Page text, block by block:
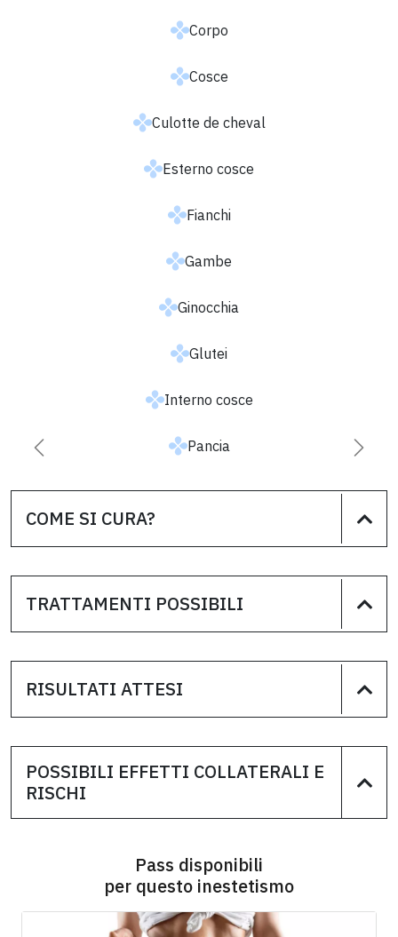
Corpo
Cosce
Culotte de cheval
Esterno cosce
Fianchi
Gambe
Ginocchia
Glutei
Interno cosce
Pancia
Successiva
COME SI CURA?
TRATTAMENTI POSSIBILI
RISULTATI ATTESI
POSSIBILI EFFETTI COLLATERALI E
RISCHI
Pass disponibili
per questo inestetismo